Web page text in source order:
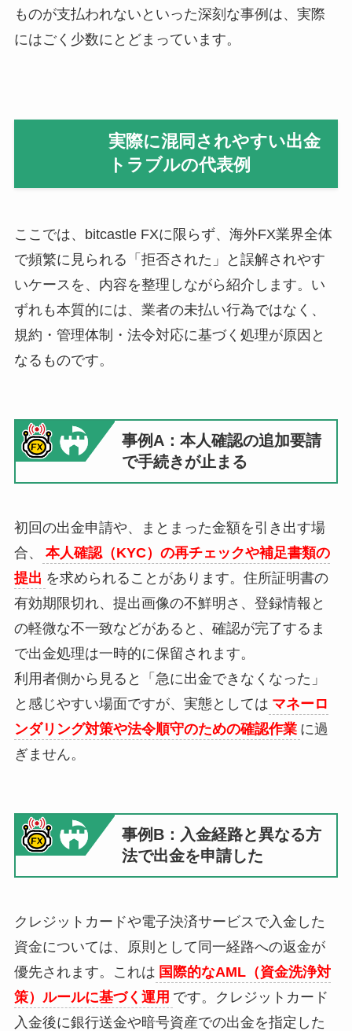
ものが支払われないといった深刻な事例は、実際
にはごく少数にとどまっています。
実際に混同されやすい出金
トラブルの代表例
ここでは、bitcastle FXに限らず、海外FX業界全体
で頻繁に見られる「拒否された」と誤解されやす
いケースを、内容を整理しながら紹介します。い
ずれも本質的には、業者の未払い行為ではなく、
規約・管理体制・法令対応に基づく処理が原因と
なるものです。
事例A：本人確認の追加要請
で手続きが止まる
初回の出金申請や、まとまった金額を引き出す場
合、
本人確認（KYC）の再チェックや補足書類の
提出 を求められることがあります。住所証明書の
有効期限切れ、提出画像の不鮮明さ、登録情報と
の軽微な不一致などがあると、確認が完了するま
で出金処理は一時的に保留されます。
利用者側から見ると「急に出金できなくなった」
と感じやすい場面ですが、実態としては マネーロ
ンダリング対策や法令順守のための確認作業 に過
ぎません。
事例B：入金経路と異なる方
法で出金を申請した
クレジットカードや電子決済サービスで入金した
資金については、原則として同一経路への返金が
優先されます。これは 国際的なAML（資金洗浄対
策）ルールに基づく運用 です。クレジットカード
入金後に銀行送金や暗号資産での出金を指定した